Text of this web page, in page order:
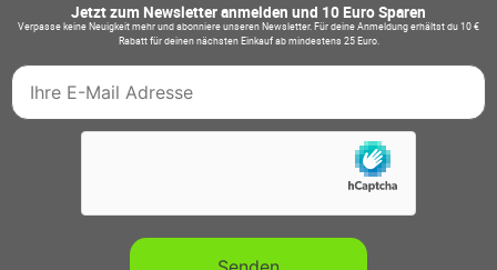
Jetzt zum Newsletter anmelden und 10 Euro Sparen
Verpasse keine Neuigkeit mehr und abonniere unseren Newsletter. Für deine Anmeldung erhältst du 10 €
Rabatt für deinen nächsten Einkauf ab mindestens 25 Euro.